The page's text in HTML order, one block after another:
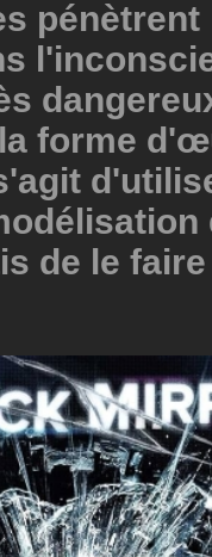
pénètrent
forme
de le